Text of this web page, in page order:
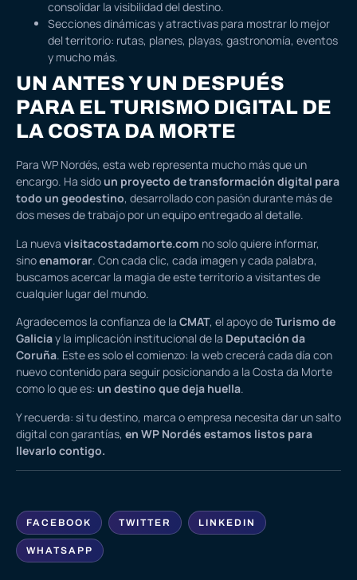
consolidar la visibilidad del destino.
Secciones dinámicas y atractivas para mostrar lo mejor
del territorio: rutas, planes, playas, gastronomía, eventos
y mucho más.
UN ANTES Y UN DESPUÉS
PARA EL TURISMO DIGITAL DE
LA COSTA DA MORTE
Para WP Nordés, esta web representa mucho más que un
encargo. Ha sidoun proyecto de transformación digital para
todo un geodestino, desarrollado con pasión durante más de
dos meses de trabajo por un equipo entregado al detalle.
La nueva visitacostadamorte.com no solo quiere informar,
sinoenamorar. Con cada clic, cada imagen y cada palabra,
buscamos acercar la magia de este territorio a visitantes de
cualquier lugar del mundo.
Agradecemos la confianza de la CMAT, el apoyo deTurismo de
Galiciay la implicación institucional de la Deputación da
Coruña. Este es solo el comienzo: la web crecerá cada día con
nuevo contenido para seguir posicionando a la Costa da Morte
como lo que es: un destino que deja huella.
Y recuerda: si tu destino, marca o empresa necesita dar un salto
digital con garantías, en WP Nordés estamos listos para
llevarlo contigo.
FACEBOOK TWITTER LINKEDIN
WHATSAPP